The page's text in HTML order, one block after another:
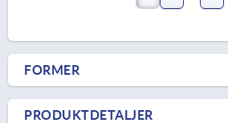
FORMER
PRODUKTDETALJER